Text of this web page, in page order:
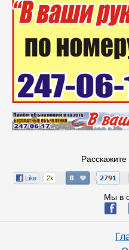
Мы в
ä